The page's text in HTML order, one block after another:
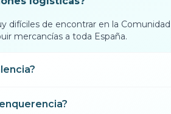
difíciles de encontrar en la
mercancías a toda España.